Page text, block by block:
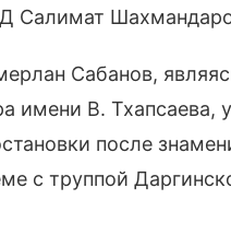
Салимат
Сабанов,
имени В. Тхапсаева,
после
с труппой